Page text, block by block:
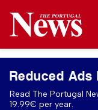
Reduced Ads
Read The Portugal
19.99€ per year.